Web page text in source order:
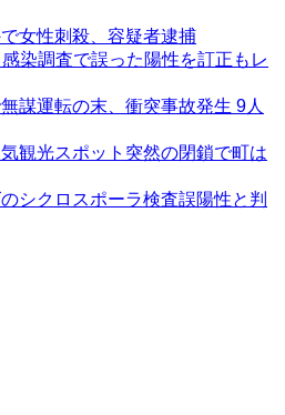
女性刺殺、容疑者逮捕
染調査で誤った陽性を訂正もレ
謀運転の末、衝突事故発生 9人
観光スポット突然の閉鎖で町は
シクロスポーラ検査誤陽性と判